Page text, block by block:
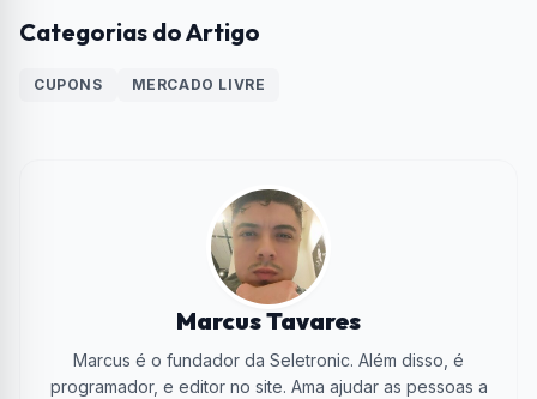
Categorias do Artigo
CUPONS MERCADO LIVRE
Marcus Tavares
Marcus é o fundador da Seletronic. Além disso, é
programador, e editor no site. Ama ajudar as pessoas a